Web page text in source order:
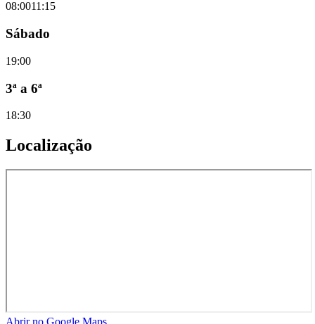
08:0011:15
Sábado
19:00
3ª a 6ª
18:30
Localização
Abrir no Google Maps